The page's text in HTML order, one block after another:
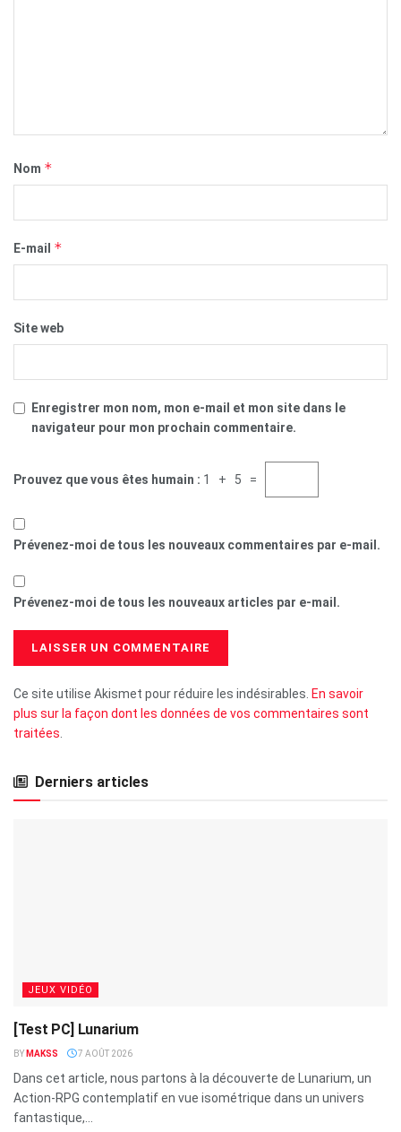
Nom *
E-mail *
Site web
Enregistrer mon nom, mon e-mail et mon site dans le
navigateur pour mon prochain commentaire.
Prouvez que vous êtes humain : 1 + 5 =
Prévenez-moi de tous les nouveaux commentaires par e-mail.
Prévenez-moi de tous les nouveaux articles par e-mail.
Ce site utilise Akismet pour réduire les indésirables. En savoir
plus sur la façon dont les données de vos commentaires sont
traitées.
Derniers articles
JEUX VIDÉO
[Test PC] Lunarium
BY MAKSS 7 AOÛT 2026
Dans cet article, nous partons à la découverte de Lunarium, un
Action-RPG contemplatif en vue isométrique dans un univers
fantastique,...